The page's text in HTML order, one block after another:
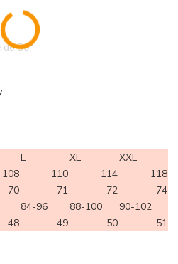
30°
L XL
XXL
108 110 114
118
70 71 72
74
84-96 88-100
90-102
48 49 50 51